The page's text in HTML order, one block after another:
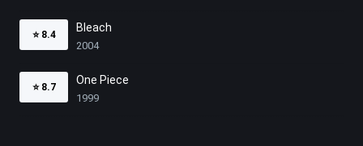
⭐ 8.4
Bleach
2004
⭐ 8.7
One Piece
1999